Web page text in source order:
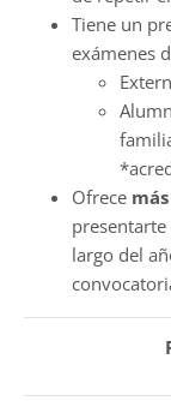
Tiene un
exámenes
Ofrece
largo del